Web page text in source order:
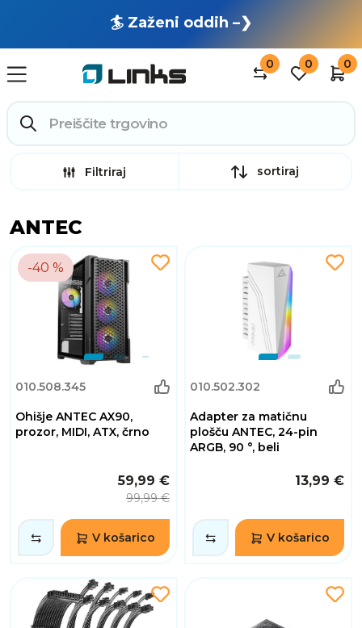
🏄 Zaženi oddih –❯
0 0 0
Filtriraj sortiraj
ANTEC
-40 %
010.508.345
Ohišje ANTEC AX90,
prozor, MIDI, ATX, črno
59,99 €
99,99 €
V košarico
010.502.302
Adapter za matičnu
plošču ANTEC, 24-pin
ARGB, 90 °, beli
13,99 €
V košarico